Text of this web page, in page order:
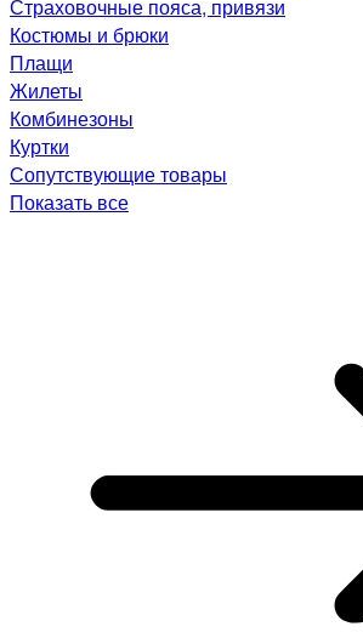
Страховочные пояса, привязи
Костюмы и брюки
Плащи
Жилеты
Комбинезоны
Куртки
Сопутствующие товары
Показать все